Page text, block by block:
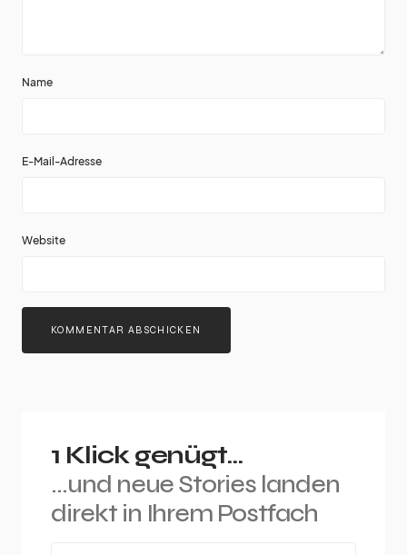
Name
E-Mail-Adresse
Website
1 Klick genügt...
...und neue Stories landen
direkt in Ihrem Postfach